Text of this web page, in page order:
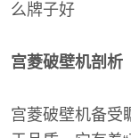
宫菱破壁机剖析
宫菱破壁机备受